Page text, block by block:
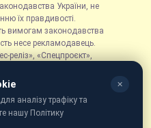
України, не
їх правдивості.
вимогам законодавства
несе рекламодавець.
реліз», «Спецпроєкт»,
форматом, що містить
пов'язані з діяльністю
наданій відповідними
✕
аналізу трафіку та
нашу Політику